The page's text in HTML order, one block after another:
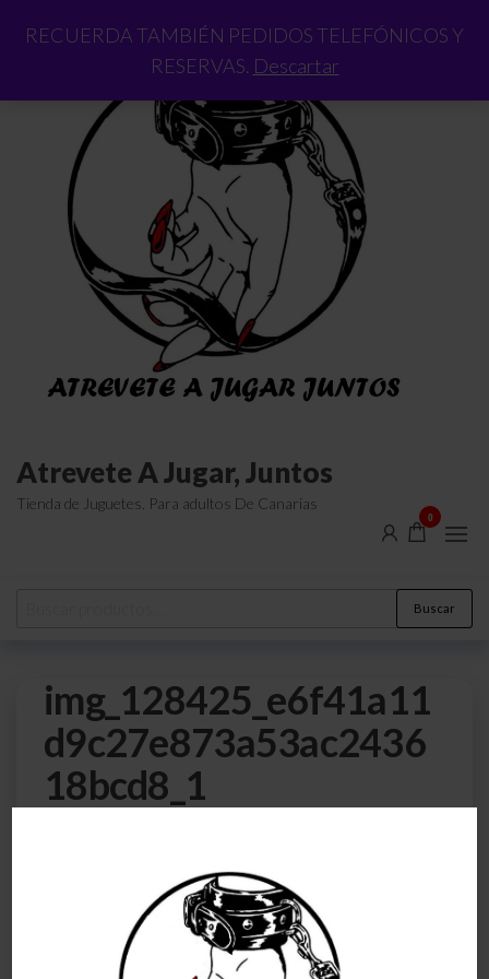
RECUERDA TAMBIÉN PEDIDOS TELEFÓNICOS Y
RESERVAS. Descartar
Atrevete A Jugar, Juntos
Tienda de Juguetes. Para adultos De Canarias
0
Buscar
img_128425_e6f41a11
d9c27e873a53ac2436
18bcd8_1